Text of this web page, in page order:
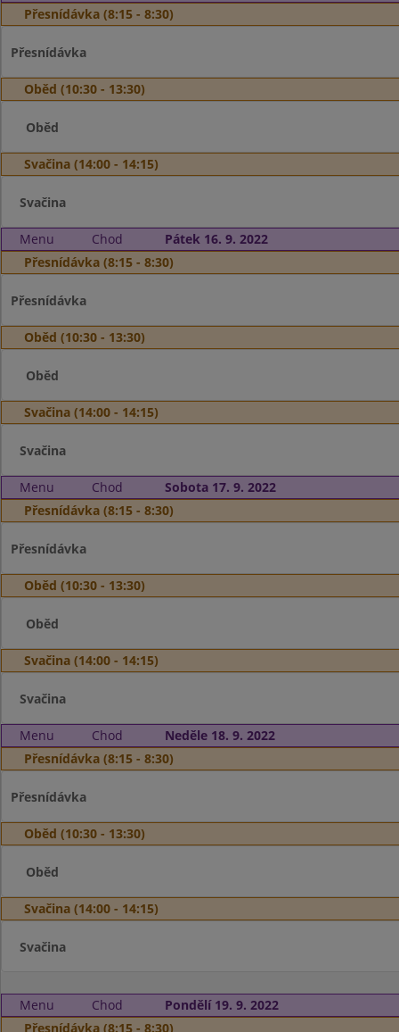
Přesnídávka (8:15 - 8:30)
Přesnídávka
Oběd (10:30 - 13:30)
Oběd
Svačina (14:00 - 14:15)
Svačina
Menu Chod
Pátek 16. 9. 2022
Přesnídávka (8:15 - 8:30)
Přesnídávka
Oběd (10:30 - 13:30)
Oběd
Svačina (14:00 - 14:15)
Svačina
Menu Chod
Sobota 17. 9. 2022
Přesnídávka (8:15 - 8:30)
Přesnídávka
Oběd (10:30 - 13:30)
Oběd
Svačina (14:00 - 14:15)
Svačina
Menu Chod
Neděle 18. 9. 2022
Přesnídávka (8:15 - 8:30)
Přesnídávka
Oběd (10:30 - 13:30)
Oběd
Svačina (14:00 - 14:15)
Svačina
Menu Chod
Pondělí 19. 9. 2022
Přesnídávka (8:15 - 8:30)